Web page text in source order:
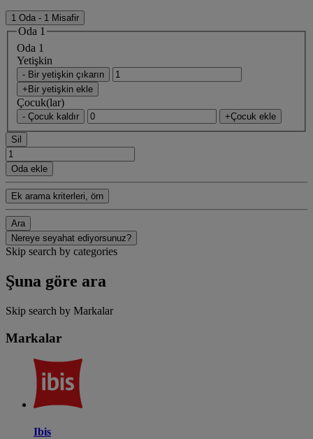
1 Oda - 1 Misafir
Oda 1
Oda 1
Yetişkin
- Bir yetişkin çıkarın
+Bir yetişkin ekle
Çocuk(lar)
- Çocuk kaldır +Çocuk ekle
Sil
Oda ekle
Ek arama kriterleri, örn
Ara
Nereye seyahat ediyorsunuz?
Skip search by categories
Şuna göre ara
Skip search by Markalar
Markalar
Ibis